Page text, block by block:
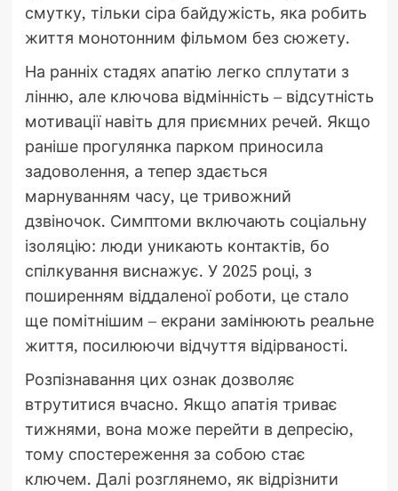
смутку, тільки сіра байдужість, яка робить
життя монотонним фільмом без сюжету.
На ранніх стадях апатію легко сплутати з
лінню, але ключова відмінність – відсутність
мотивації навіть для приємних речей. Якщо
раніше прогулянка парком приносила
задоволення, а тепер здається
марнуванням часу, це тривожний
дзвіночок. Симптоми включають соціальну
ізоляцію: люди уникають контактів, бо
спілкування виснажує. У 2025 році, з
поширенням віддаленої роботи, це стало
ще помітнішим – екрани замінюють реальне
життя, посилюючи відчуття відірваності.
Розпізнавання цих ознак дозволяє
втрутитися вчасно. Якщо апатія триває
тижнями, вона може перейти в депресію,
тому спостереження за собою стає
ключем. Далі розглянемо, як відрізнити